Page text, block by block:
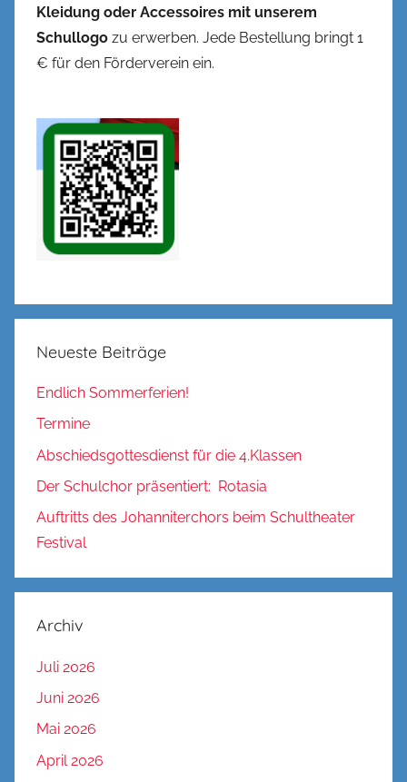
Kleidung oder Accessoires mit unserem
Schullogo zu erwerben. Jede Bestellung bringt 1
€ für den Förderverein ein.
Neueste Beiträge
Endlich Sommerferien!
Termine
Abschiedsgottesdienst für die 4.Klassen
Der Schulchor präsentiert: Rotasia
Auftritts des Johanniterchors beim Schultheater
Festival
Archiv
Juli 2026
Juni 2026
Mai 2026
April 2026